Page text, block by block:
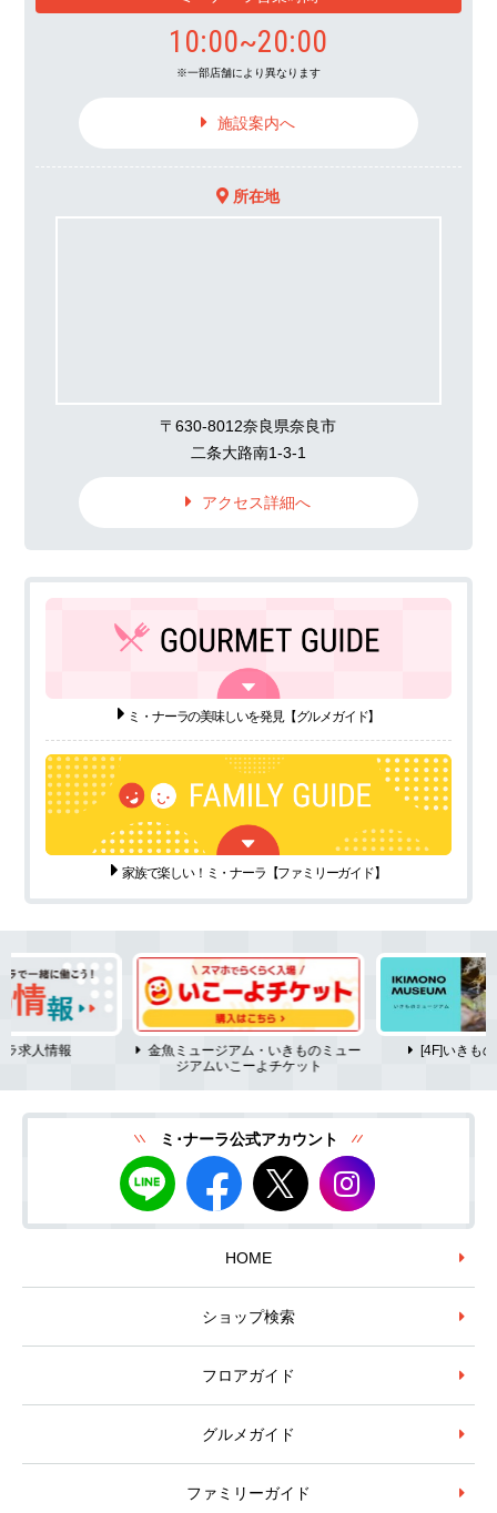
10:00~20:00
一部店舗により異なります
施設案内へ
所在地
〒630-8012奈良県奈良市
二条大路南1-3-1
アクセス詳細へ
ミ・ナーラの美味しいを発見 【グルメガイド】
家族で楽しい！ミ・ナーラ 【ファミリーガイド】
ラ求人情報
金魚ミュージアム・いきものミュー
ジアムいこーよチケット
[4F]いきも
ミ･ナーラ公式アカウント
HOME
ショップ検索
フロアガイド
グルメガイド
ファミリーガイド